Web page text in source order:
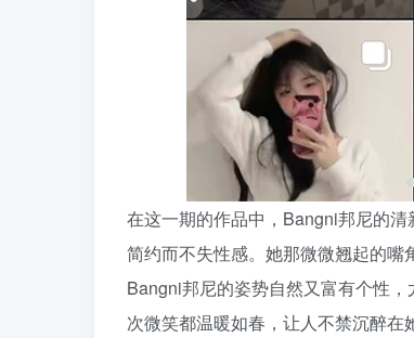
在这一期的作品中，Bangni邦尼的
简约而不失性感。她那微微翘起的嘴
Bangni邦尼的姿势自然又富有个性
次微笑都温暖如春，让人不禁沉醉在